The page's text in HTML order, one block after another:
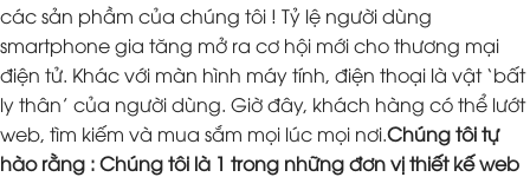
các sản phầm của chúng tôi ! Tỷ lệ người dùng
smartphone gia tăng mở ra cơ hội mới cho thương mại
điện tử. Khác với màn hình máy tính, điện thoại là vật ‘bất
ly thân’ của người dùng. Giờ đây, khách hàng có thể lướt
web, tìm kiếm và mua sắm mọi lúc mọi nơi.Chúng tôi tự
hào rằng : Chúng tôi là 1 trong những đơn vị thiết kế web